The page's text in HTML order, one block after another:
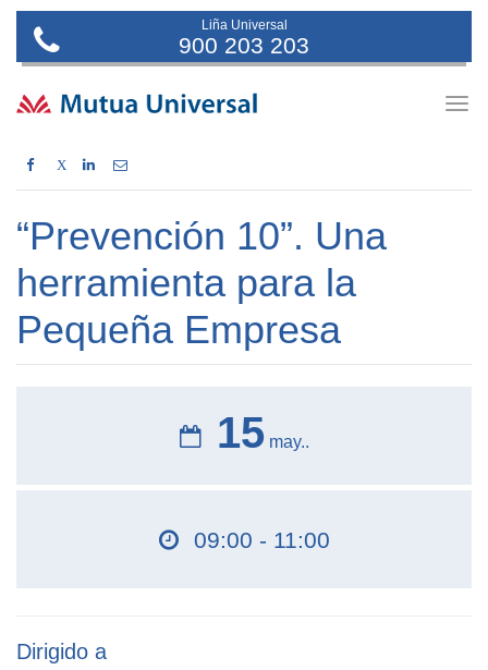
Liña Universal
900 203 203
X
“Prevención 10”. Una
herramienta para la
Pequeña Empresa
15 may..
09:00 - 11:00
Dirigido a